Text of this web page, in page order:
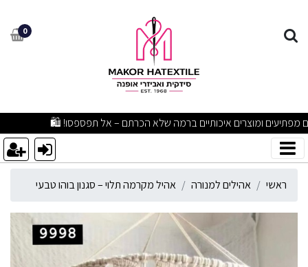
אהיל מקרמה תלוי – סגנון 0
מבצעים מפתיעים ומוצרים איכותיים ברמה שלא הכרתם – אל
ראשי אהילים למנורה אהיל מקרמה תלוי – סגנון בוהו טבעי